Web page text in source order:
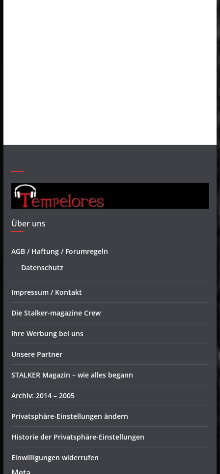
Über uns
AGB / Haftung / Forumregeln
Datenschutz
Impressum / Kontakt
Die Stalker-magazine Crew
Ihre Werbung bei uns
Unsere Partner
STALKER Magazin – wie alles begann
Archiv: 2014 – 2005
Privatsphäre-Einstellungen ändern
Historie der Privatsphäre-Einstellungen
Einwilligungen widerrufen